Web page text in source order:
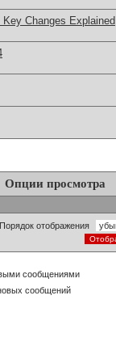
Changes Explained
Опции просмотра
Порядок отображения
сообщениями
сообщений